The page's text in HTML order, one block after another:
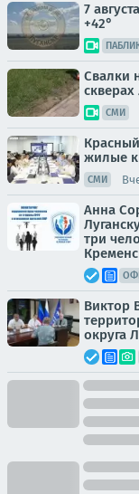
7
+42°
Свалки
скверах
СМИ
жилые
СМИ
Анна
три
Виктор
округа